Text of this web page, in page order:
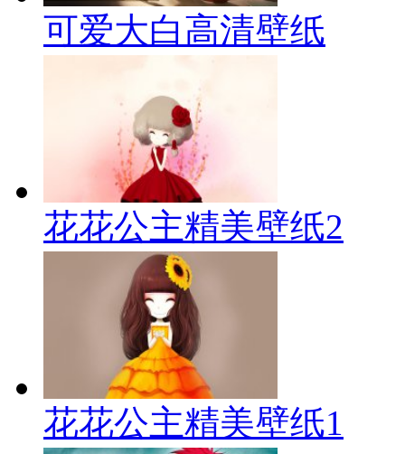
可爱大白高清壁纸
花花公主精美壁纸2
花花公主精美壁纸1